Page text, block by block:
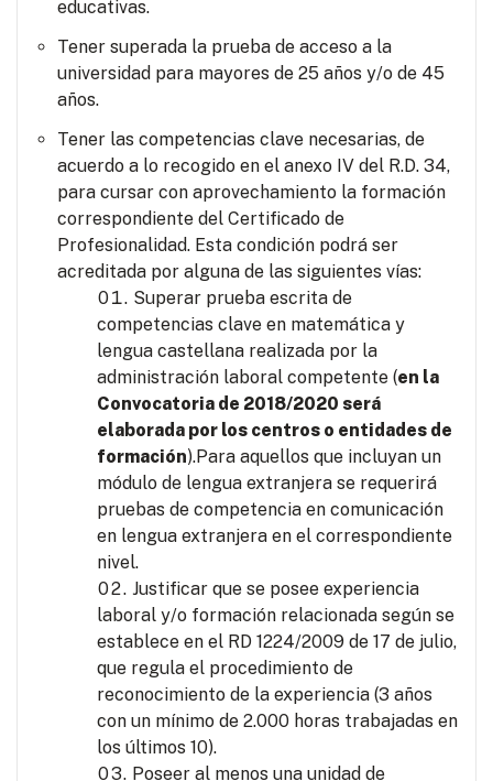
educativas.
Tener superada la prueba de acceso a la
universidad para mayores de 25 años y/o de 45
años.
Tener las competencias clave necesarias, de
acuerdo a lo recogido en el anexo IV del R.D. 34,
para cursar con aprovechamiento la formación
correspondiente del Certificado de
Profesionalidad. Esta condición podrá ser
acreditada por alguna de las siguientes vías:
Superar prueba escrita de
competencias clave en matemática y
lengua castellana realizada por la
administración laboral competente (en la
Convocatoria de 2018/2020 será
elaborada por los centros o entidades de
formación).Para aquellos que incluyan un
módulo de lengua extranjera se requerirá
pruebas de competencia en comunicación
en lengua extranjera en el correspondiente
nivel.
Justificar que se posee experiencia
laboral y/o formación relacionada según se
establece en el RD 1224/2009 de 17 de julio,
que regula el procedimiento de
reconocimiento de la experiencia (3 años
con un mínimo de 2.000 horas trabajadas en
los últimos 10).
Poseer al menos una unidad de